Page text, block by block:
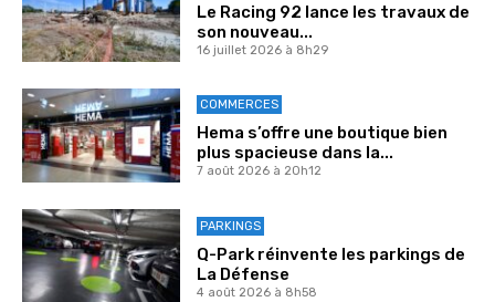
Le Racing 92 lance les travaux de
son nouveau...
16 juillet 2026 à 8h29
COMMERCES
Hema s’offre une boutique bien
plus spacieuse dans la...
7 août 2026 à 20h12
PARKINGS
Q-Park réinvente les parkings de
La Défense
4 août 2026 à 8h58